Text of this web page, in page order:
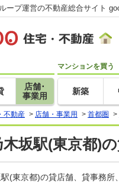
ープ運営の不動産総合サイト
店舗･
事業用
マンションを買う
新築
不動産 > 店舗・事業用 > 首都圏 >
木坂駅(東京都)
駅(東京都)の貸店舗、貸事務